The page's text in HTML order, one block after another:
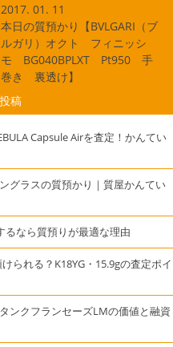
2017. 01. 11
本日の質預かり【BVLGARI（ブ
ルガリ）オクト フィニッシ
モ BG040BPLXT Pt950 手
巻き 裏透け】
稿
Capsule Airを査定！かんてい
グラスの質預かり｜質屋かんてい
るなら質預りが最適な理由
られる？K18YG・15.9gの査定ポイ
ンクフランセーズLMの価値と融資